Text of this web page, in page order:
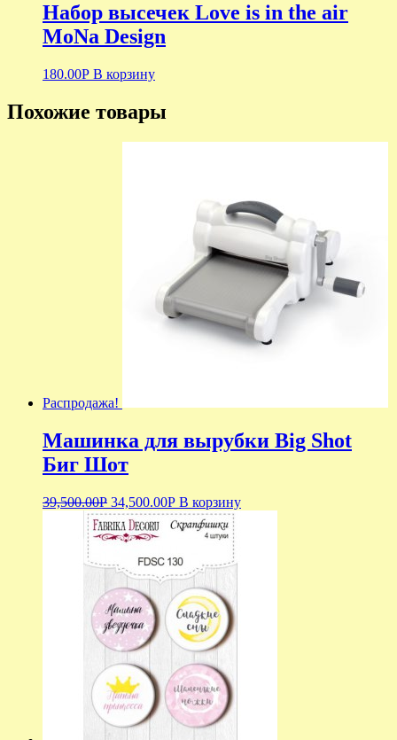
Набор высечек Love is in the air
MoNa Design
180.00Р В корзину
Похожие товары
Распродажа!
Машинка для вырубки Big Shot
Биг Шот
39,500.00Р 34,500.00Р В корзину